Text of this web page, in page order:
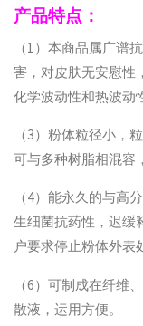
产品特点：
（1）本商品属广谱
害，对皮肤无安慰
化学波动性和热波动
（3）粉体粒径小，
可与多种树脂相混容
（4）能永久的与高
生细菌抗药性，迟
户要求停止粉体外表
（6）可制成在纤维
散液，运用方便。